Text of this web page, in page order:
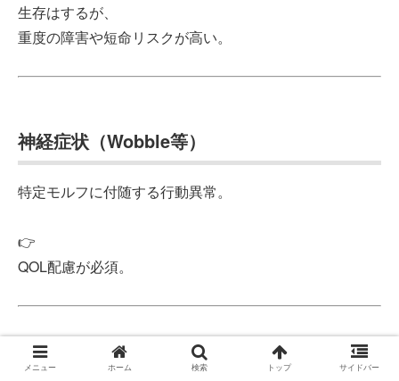
生存はするが、
重度の障害や短命リスクが高い。
神経症状（Wobble等）
特定モルフに付随する行動異常。
👉
QOL配慮が必須。
QOL（Quality of Life）
メニュー ホーム 検索 トップ サイドバー